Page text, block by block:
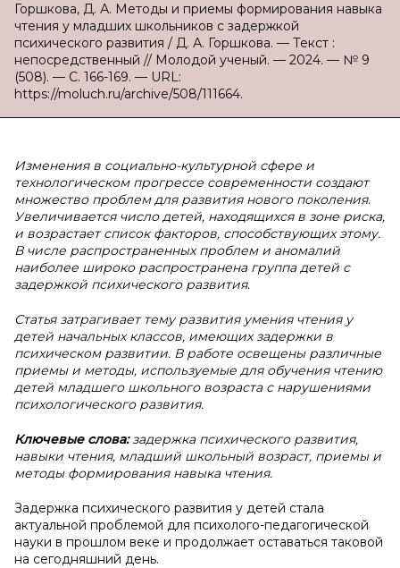
Горшкова, Д. А. Методы и приемы формирования навыка
чтения у младших школьников с задержкой
психического развития / Д. А. Горшкова. — Текст :
непосредственный // Молодой ученый. — 2024. — № 9
(508). — С. 166-169. — URL:
https://moluch.ru/archive/508/111664.
Изменения в социально-культурной сфере и
технологическом прогрессе современности создают
множество проблем для развития нового поколения.
Увеличивается число детей, находящихся в зоне риска,
и возрастает список факторов, способствующих этому.
В числе распространенных проблем и аномалий
наиболее широко распространена группа детей с
задержкой психического развития.
Статья затрагивает тему развития умения чтения у
детей начальных классов, имеющих задержки в
психическом развитии. В работе освещены различные
приемы и методы, используемые для обучения чтению
детей младшего школьного возраста с нарушениями
психологического развития.
Ключевые слова:задержка психического развития,
навыки чтения, младший школьный возраст, приемы и
методы формирования навыка чтения.
Задержка психического развития у детей стала
актуальной проблемой для психолого-педагогической
науки в прошлом веке и продолжает оставаться таковой
на сегодняшний день.